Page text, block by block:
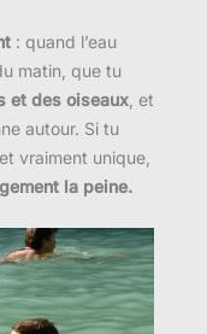
: quand l’eau
matin, que tu
et des oiseaux , et
autour. Si tu
vraiment unique,
la peine.